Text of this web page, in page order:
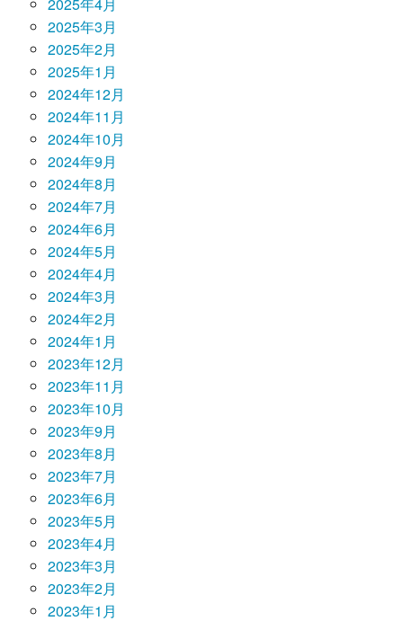
2025年3月
2025年2月
2025年1月
2024年12月
2024年11月
2024年10月
2024年9月
2024年8月
2024年7月
2024年6月
2024年5月
2024年4月
2024年3月
2024年2月
2024年1月
2023年12月
2023年11月
2023年10月
2023年9月
2023年8月
2023年7月
2023年6月
2023年5月
2023年4月
2023年3月
2023年2月
2023年1月